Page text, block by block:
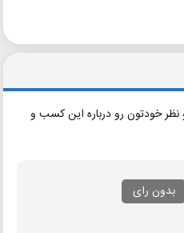
نظر خودتون رو درباره این کسب و
بدون رای